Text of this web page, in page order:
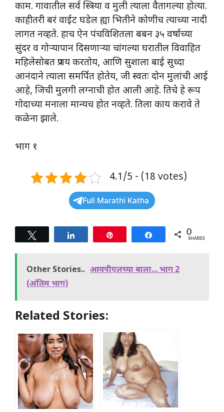
काम. गावातील सर्व स्त्रिया व मुली त्याला वैतागल्या होत्या.
काहीतरी बरं वाईट घडेल ह्या भितीने कोणीच त्याच्या नादी
लागत नव्हते. हाच ऐन पंचविशितला बबन ३५ वर्षाच्या
सुंदर व गोऱ्यापान दिसणाऱ्या चांगल्या घरातील विवाहित
महिलेसोबत प्रणय करतोय, आणि सुशाला बाई सुध्दा
आनंदाने त्याला समर्पित होतेय, जी स्वतः दोन मुलांची आई
आहे, जिची मुलगी लग्नाची होत आली आहे. तिचे हे रूप
गोदाच्या मनाला मान्यच होत नव्हते. तिला काय करावे ते
कळेना झाले.
भाग १
4.1/5 - (18 votes)
Full Marathi Katha
Share 0
SHARES
Other Stories.. आयपी‌एलच्या बाला... भाग 2
(अंतिम भाग)
Related Stories: